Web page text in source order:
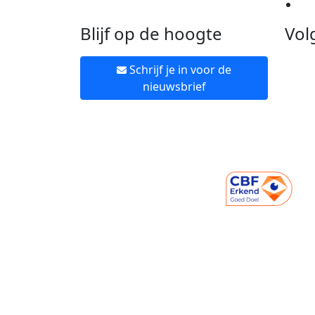
Blijf op de hoogte
Schrijf je in voor de
nieuwsbrief